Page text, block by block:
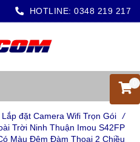
HOTLINE: 0348 219 217
Lắp đặt Camera Wifi Trọn Gói
/
Trời Ninh Thuận Imou S42FP
Màu Đêm Đàm Thoại 2 Chiều